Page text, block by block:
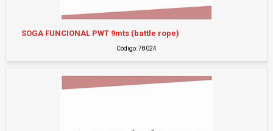
SOGA FUNCIONAL PWT 9mts (battle rope)
Código: 78024